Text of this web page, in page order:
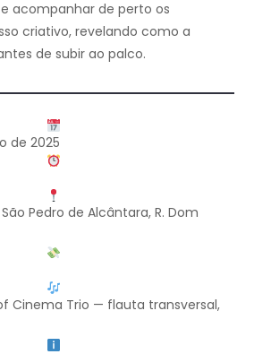
acompanhar de perto os
criativo, revelando como a
de subir ao palco.
de 2025
Pedro de Alcântara, R. Dom
Cinema Trio — flauta transversal,